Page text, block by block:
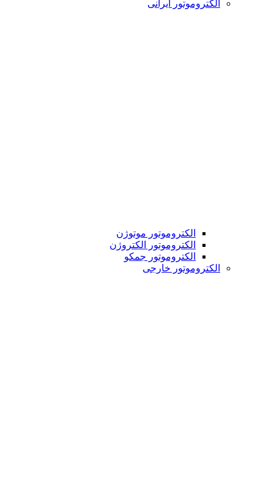
الکتروموتور ایرانی
الکتروموتور موتوژن
الکتروموتور الکتروژن
الکتروموتور جمکو
الکتروموتور خارجی